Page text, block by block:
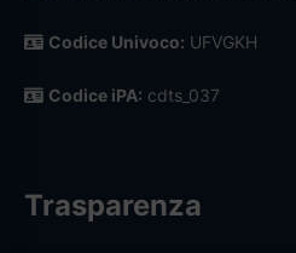
Codice Univoco: UFVGKH
Codice iPA: cdts_037
Trasparenza